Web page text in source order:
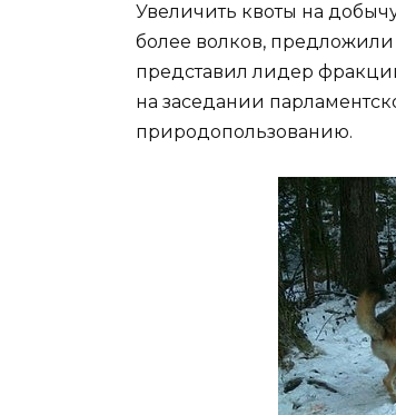
Увеличить квоты на
более волков, предложили
представил лидер
на заседании
природопользованию.